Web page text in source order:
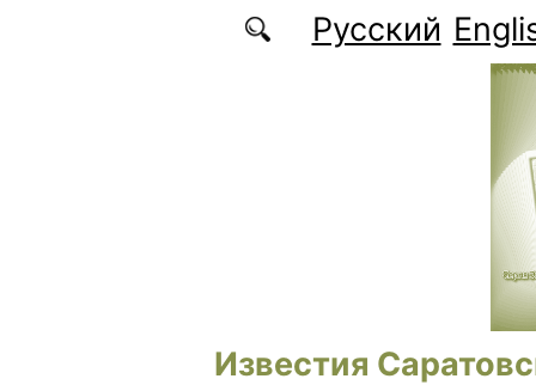
Перейти к основному содержаниюРусский
Известия